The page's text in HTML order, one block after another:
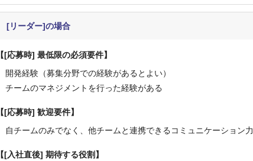
[リーダー]の場合
[応募時] 最低限の必須要件
開発経験（募集分野での経験があるとよい）
チームのマネジメントを行った経験がある
[応募時] 歓迎要件
自チームのみでなく、他チームと連携できるコミュニケーション力
[入社直後] 期待する役割